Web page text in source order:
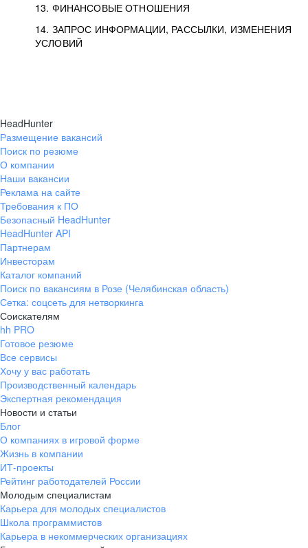
13. ФИНАНСОВЫЕ ОТНОШЕНИЯ
14. ЗАПРОС ИНФОРМАЦИИ, РАССЫЛКИ, ИЗМЕНЕНИЯ
УСЛОВИЙ
HeadHunter
Размещение вакансий
Поиск по резюме
О компании
Наши вакансии
Реклама на сайте
Требования к ПО
Безопасный HeadHunter
HeadHunter API
Партнерам
Инвесторам
Каталог компаний
Поиск по вакансиям в Розе (Челябинская область)
Сетка: соцсеть для нетворкинга
Соискателям
hh PRO
Готовое резюме
Все сервисы
Хочу у вас работать
Производственный календарь
Экспертная рекомендация
Новости и статьи
Блог
О компаниях в игровой форме
Жизнь в компании
ИТ-проекты
Рейтинг работодателей России
Молодым специалистам
Карьера для молодых специалистов
Школа программистов
Карьера в некоммерческих организациях